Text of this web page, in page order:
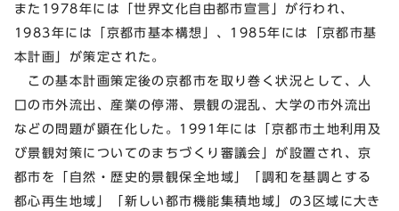
また1978年には「世界文化自由都市宣言」が行われ、
1983年には「京都市基本構想」、1985年には「京都市基
本計画」が策定された。
この基本計画策定後の京都市を取り巻く状況として、人
口の市外流出、産業の停滞、景観の混乱、大学の市外流出
などの問題が顕在化した。1991年には「京都市土地利用及
び景観対策についてのまちづくり審議会」が設置され、京
都市を「自然・歴史的景観保全地域」「調和を基調とする
都心再生地域」「新しい都市機能集積地域」の3区域に大き